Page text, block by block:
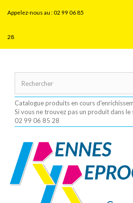
Appelez-nous au :02 99 06 85
28
Catalogue produits en cours
Si vous ne trouvez pas un produit dans le
02 99 06 85 28